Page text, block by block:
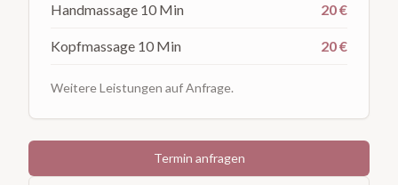
Handmassage 10 Min 20 €
Kopfmassage 10 Min 20 €
Weitere Leistungen auf Anfrage.
Termin anfragen